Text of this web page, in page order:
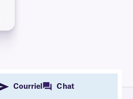
Courriel Chat